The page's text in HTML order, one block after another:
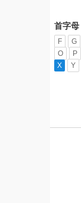
首字母
F
G
O
P
X
Y